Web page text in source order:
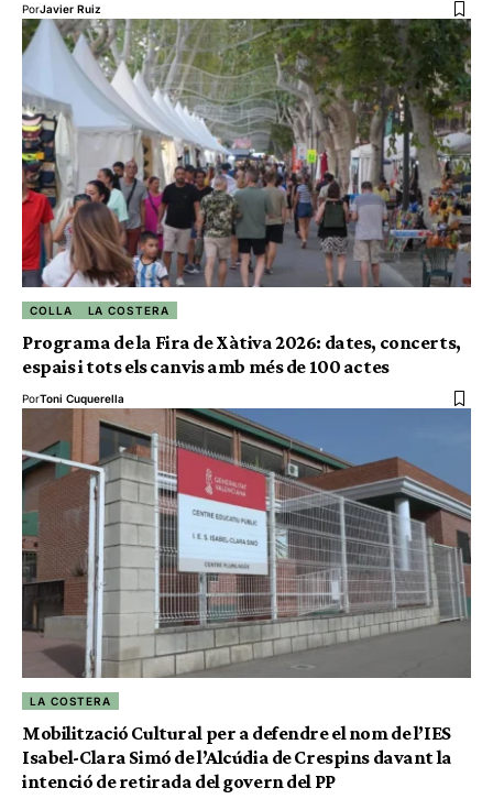
PorJavier Ruiz
COLLA LA COSTERA
Programa de la Fira de Xàtiva 2026: dates, concerts,
espais i tots els canvis amb més de 100 actes
PorToni Cuquerella
LA COSTERA
Mobilització Cultural per a defendre el nom de l’IES
Isabel-Clara Simó de l’Alcúdia de Crespins davant la
intenció de retirada del govern del PP